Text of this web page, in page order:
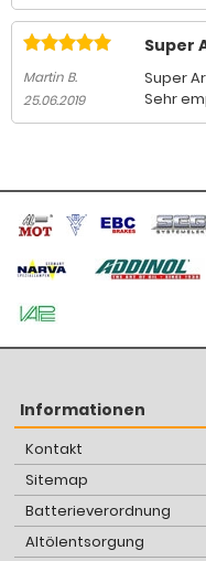
Martin B.
25.06.2019
Super
Super
Sehr
Informationen
Kontakt
Sitemap
Batterieverordnung
Altölentsorgung